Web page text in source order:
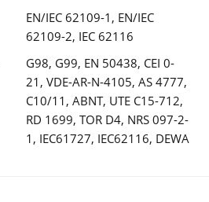
EN/IEC 62109-1, EN/IEC
62109-2, IEC 62116
G98, G99, EN 50438, CEI 0-
21, VDE-AR-N-4105, AS 4777,
C10/11, ABNT, UTE C15-712,
RD 1699, TOR D4, NRS 097-2-
1, IEC61727, IEC62116, DEWA